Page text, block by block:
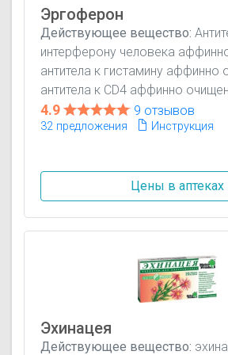
Эргоферон
Действующее вещество:
интерферону человека
антитела к гистамину аффинно
антитела к CD4 аффинно
4.9 9 отзывов
32 предложения Инструкция
Цены в аптеках
Эхинацея
Действующее вещество: